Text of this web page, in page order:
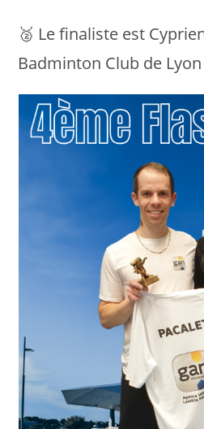
🥈 Le finaliste est
Badminton Club de Lyon